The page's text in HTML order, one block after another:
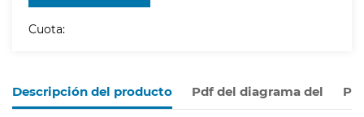
Cuota:
Descripción del producto Pdf del diagrama del